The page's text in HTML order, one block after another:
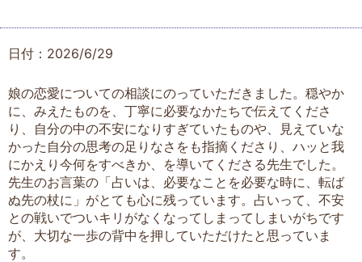
日付：2026/6/29
娘の恋愛についての相談にのっていただきました。穏やか
に、みえたものを、丁寧に必要なかたちで伝えてくださ
り、自分の中の不安になりすぎていたものや、見えていな
かった自分の思考の足りなさをも指摘くださり、ハッと我
にかえり今何をすべきか、を導いてくださる先生でした。
先生のお言葉の「占いは、必要なことを必要な時に、転ば
ぬ先の杖に」がとても心に残っています。占いって、不安
との戦いでついキリがなくなってしまってしまいがちです
が、大切な一歩の背中を押していただけたと思っていま
す。